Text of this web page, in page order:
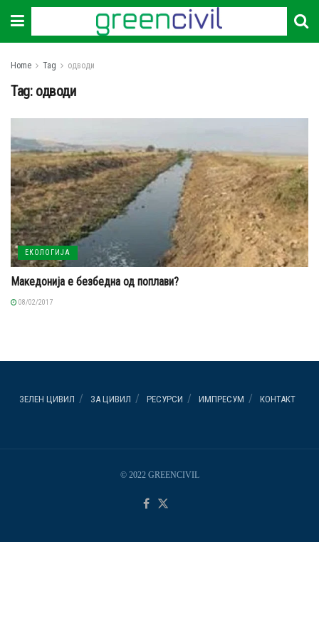
Home Tag одводи
Tag: одводи
ЕКОЛОГИЈА
Македонија е безбедна од поплави?
08/02/2017
ЗЕЛЕН ЦИВИЛ ЗА ЦИВИЛ РЕСУРСИ ИМПРЕСУМ КОНТАКТ
© 2022 GREENCIVIL